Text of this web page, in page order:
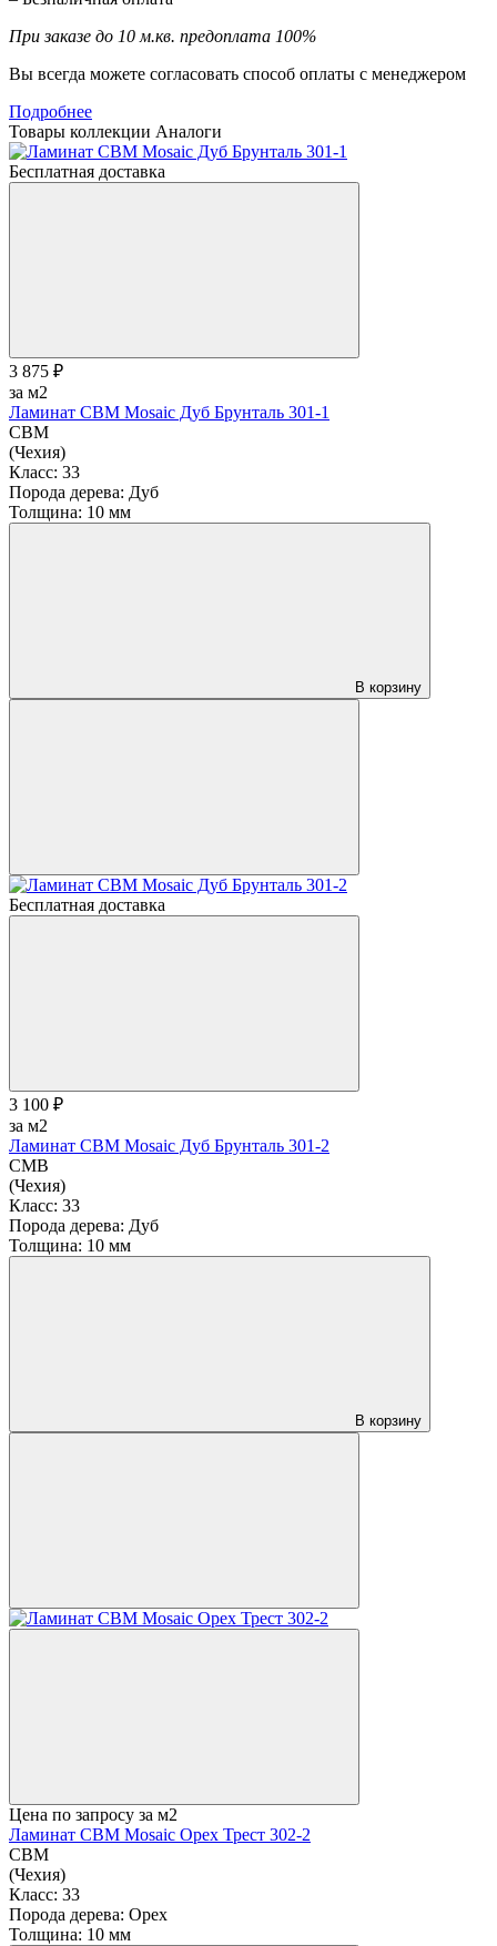
При заказе до 10 м.кв. предоплата 100%
Вы всегда можете согласовать способ оплаты с менеджером
Подробнее
Товары коллекции Аналоги
Бесплатная доставка
3 875 ₽
за м2
Ламинат CBM Mosaic Дуб Брунталь 301-1
CBM
(Чехия)
Класс: 33
Порода дерева: Дуб
Толщина: 10 мм
В корзину
Бесплатная доставка
3 100 ₽
за м2
Ламинат CBM Mosaic Дуб Брунталь 301-2
CMB
(Чехия)
Класс: 33
Порода дерева: Дуб
Толщина: 10 мм
В корзину
Цена по запросу за м2
Ламинат CBM Mosaic Орех Трест 302-2
CBM
(Чехия)
Класс: 33
Порода дерева: Орех
Толщина: 10 мм